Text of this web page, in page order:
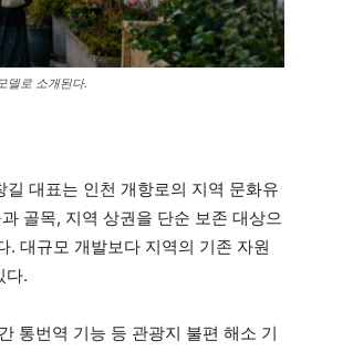
델로 소개된다.
대표는 인천 개항로의 지역 문화유
골목, 지역 상권을 단순 보존 대상으
. 대규모 개발보다 지역의 기존 자원
다.
통번역 기능 등 관광지 불편 해소 기